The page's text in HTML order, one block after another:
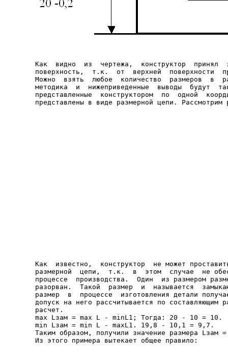
Как  видно  из  чертежа,  конструктор  принял
поверхность,  т.к.  от  верхней  поверхности
Можно  взять  любое  количество  размеров  в
методика  и  нижеприведенные  выводы  будут
представленные  конструктором  по  одной
представлены в виде размерной цепи. Рассмотрим
Как  известно,  конструктор  не может
размерной  цепи,  т.к.  в  этом  случае  не
процессе  производства.  Один  из размером
разорван.  Такой  размер  и  называется
размер  в  процессе  изготовления детали
допуск на него рассчитывается по составляющим
расчет.
max Lзам = max L - minL1; Тогда: 20 - 10 = 10.
min Lзам = min L - maxL1. 19,8 - 10,1 = 9,7.
Таким образом, получили значение размера
Из этого примера вытекает общее правило: